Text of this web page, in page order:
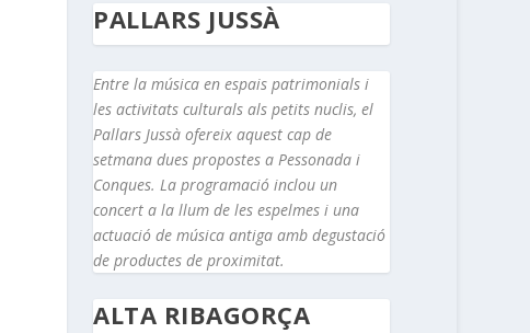
PALLARS JUSSÀ
Entre la música en espais patrimonials i
les activitats culturals als petits nuclis, el
Pallars Jussà ofereix aquest cap de
setmana dues propostes a Pessonada i
Conques. La programació inclou un
concert a la llum de les espelmes i una
actuació de música antiga amb degustació
de productes de proximitat.
ALTA RIBAGORÇA